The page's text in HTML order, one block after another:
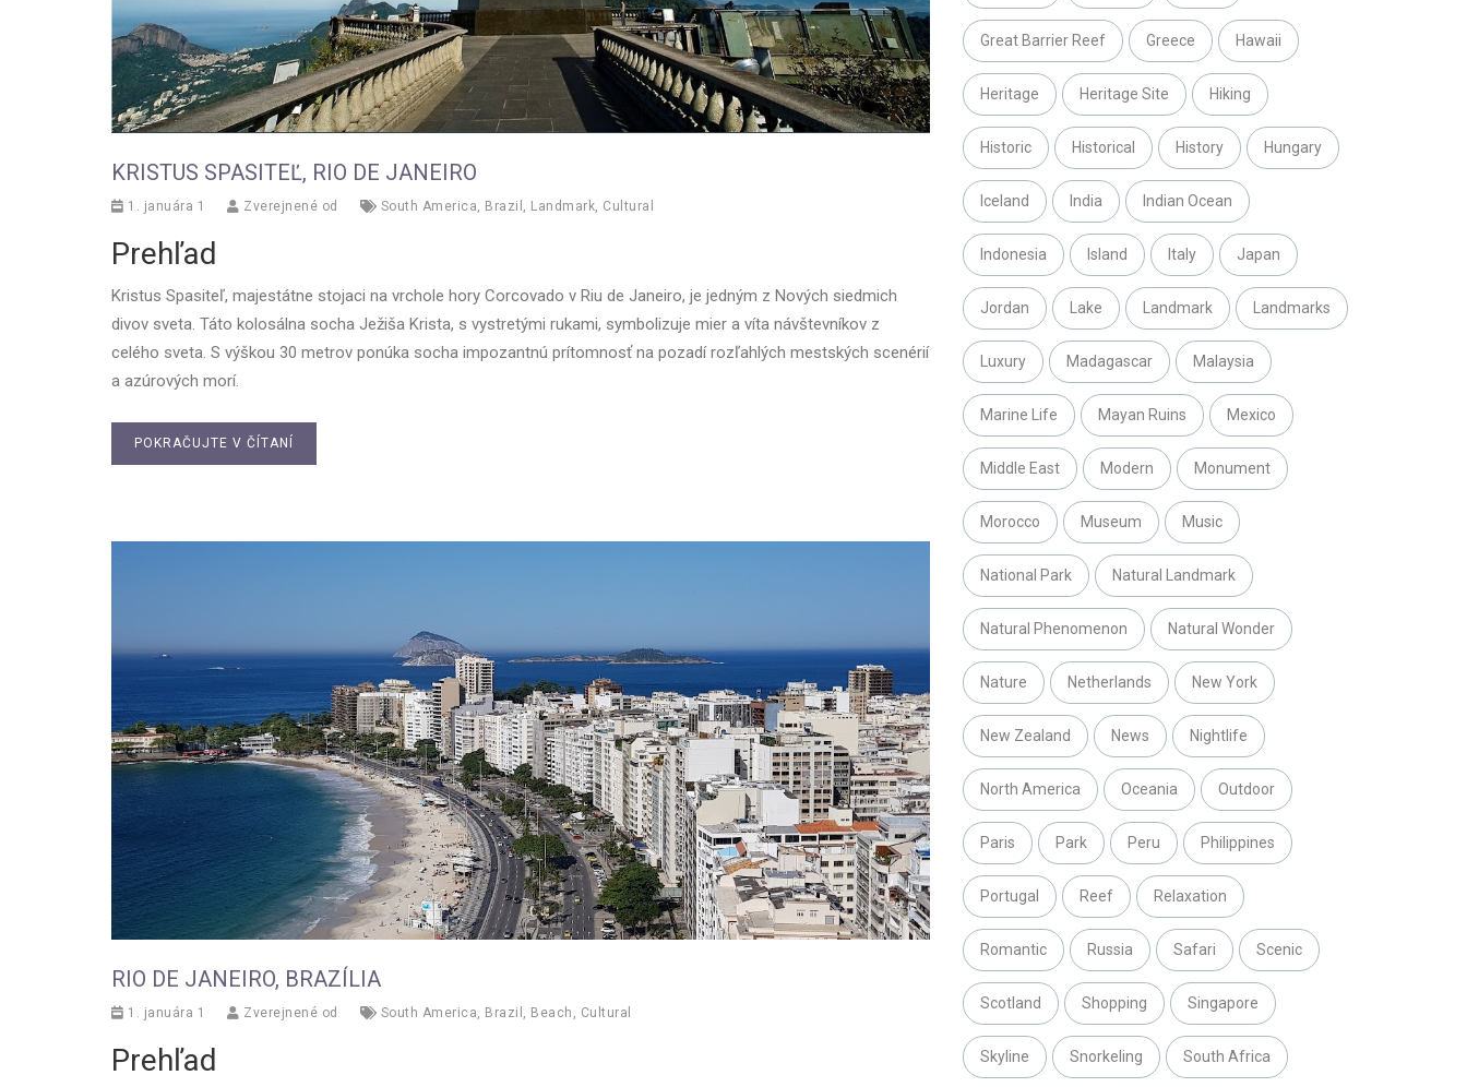
KRISTUS SPASITEĽ, RIO DE JANEIRO
1. januára 1 Zverejnené od South America Brazil Landmark Cultural
Prehľad
Kristus Spasiteľ, majestátne stojaci na vrchole hory Corcovado v Riu de Janeiro, je jedným z Nových siedmich
divov sveta. Táto kolosálna socha Ježiša Krista, s vystretými rukami, symbolizuje mier a víta návštevníkov z
celého sveta. S výškou 30 metrov ponúka socha impozantnú prítomnosť na pozadí rozľahlých mestských scenérií
a azúrových morí.
POKRAČUJTE V ČÍTANÍ
RIO DE JANEIRO, BRAZÍLIA
1. januára 1 Zverejnené od South America Brazil Beach Cultural
Prehľad
Great Barrier Reef Greece Hawaii
Heritage Heritage Site Hiking
Historic Historical History Hungary
Iceland India Indian Ocean
Indonesia Island Italy Japan
Jordan Lake Landmark Landmarks
Luxury Madagascar Malaysia
Marine Life Mayan Ruins Mexico
Middle East Modern Monument
Morocco Museum Music
National Park Natural Landmark
Natural Phenomenon Natural Wonder
Nature Netherlands New York
New Zealand News Nightlife
North America Oceania Outdoor
Paris Park Peru Philippines
Portugal Reef Relaxation
Romantic Russia Safari Scenic
Scotland Shopping Singapore
Skyline Snorkeling South Africa